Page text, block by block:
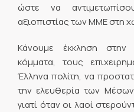
ώστε να
αξιοπιστίας των ΜΜΕ στη
Κάνουμε έκκληση στην
κόμματα, τους
Έλληνα πολίτη, να
την ελευθερία των
γιατί όταν οι λαοί